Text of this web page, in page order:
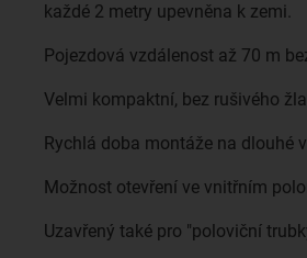
každé 2 metry upevněna k zemi.
Pojezdová vzdálenost až 70 m
Velmi kompaktní, bez rušivého
Rychlá doba montáže na dlouhé
Možnost otevření ve vnitřním
Uzavřený také pro "poloviční